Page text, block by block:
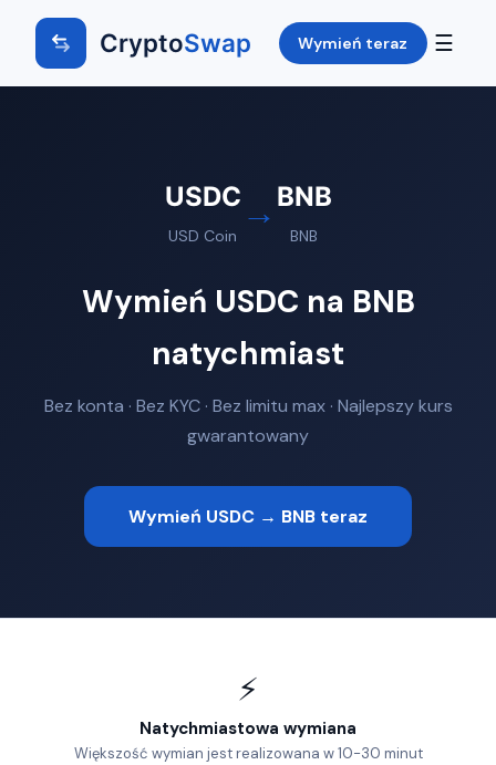
CryptoSwap Wymień teraz ☰
USDC
USD Coin
→ BNB
BNB
Wymień USDC na BNB
natychmiast
Bez konta · Bez KYC · Bez limitu max · Najlepszy kurs
gwarantowany
Wymień USDC → BNB teraz
⚡
Natychmiastowa wymiana
Większość wymian jest realizowana w 10-30 minut